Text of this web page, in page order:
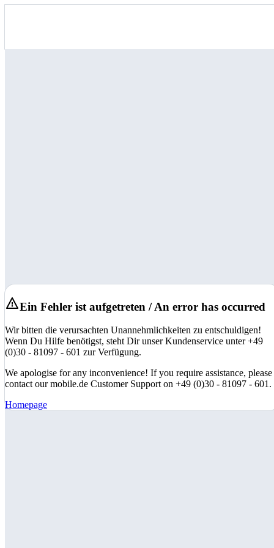
Ein Fehler ist aufgetreten / An error has occurred
Wir bitten die verursachten Unannehmlichkeiten zu entschuldigen!
Wenn Du Hilfe benötigst, steht Dir unser Kundenservice unter +49
(0)30 - 81097 - 601 zur Verfügung.
We apologise for any inconvenience! If you require assistance, please
contact our mobile.de Customer Support on +49 (0)30 - 81097 - 601.
Homepage